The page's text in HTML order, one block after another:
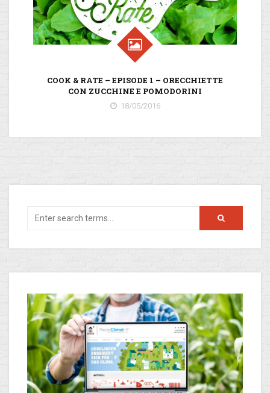
COOK & RATE – EPISODE 1 – ORECCHIETTE
CON ZUCCHINE E POMODORINI
18/05/2016